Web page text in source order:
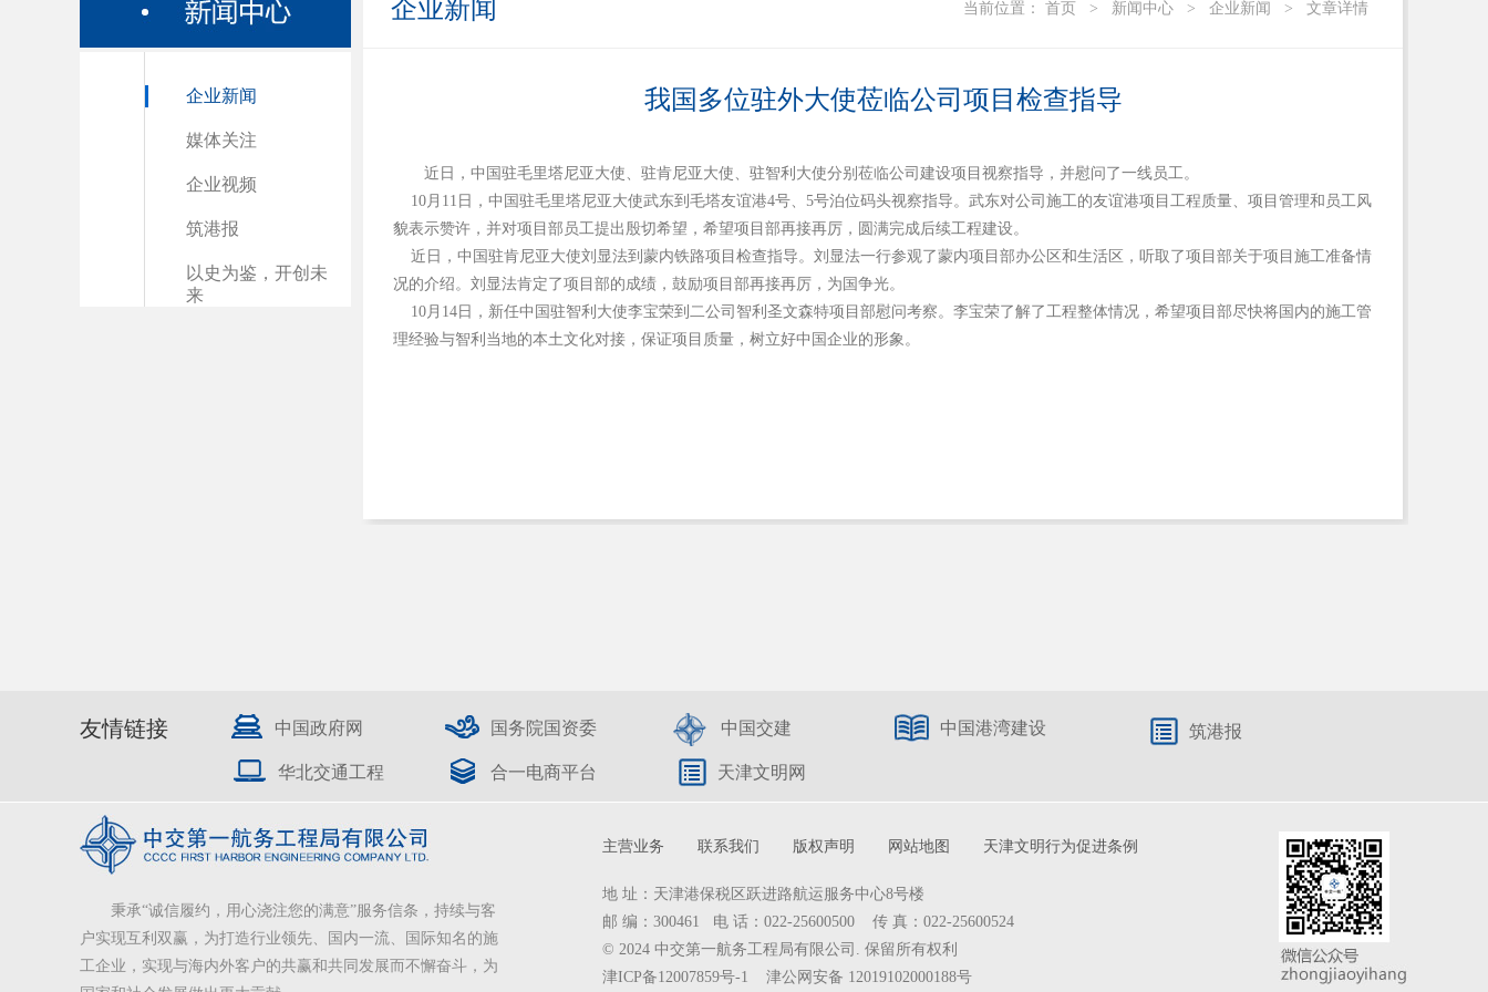
企业新闻
媒体关注
企业视频
筑港报
以史为鉴，开创未
来
企业新闻 当前位置： 首页 > 新闻中心 > 企业新闻 > 文章详情
我国多位驻外大使莅临公司项目检查指导
近日，中国驻毛里塔尼亚大使、驻肯尼亚大使、驻智利大使分别莅临公司建设项目视察指导，并慰问了一线员工。
10月11日，中国驻毛里塔尼亚大使武东到毛塔友谊港4号、5号泊位码头视察指导。武东对公司施工的友谊港项目工程质量、项目管理和员工风
貌表示赞许，并对项目部员工提出殷切希望，希望项目部再接再厉，圆满完成后续工程建设。
近日，中国驻肯尼亚大使刘显法到蒙内铁路项目检查指导。刘显法一行参观了蒙内项目部办公区和生活区，听取了项目部关于项目施工准备情
况的介绍。刘显法肯定了项目部的成绩，鼓励项目部再接再厉，为国争光。
10月14日，新任中国驻智利大使李宝荣到二公司智利圣文森特项目部慰问考察。李宝荣了解了工程整体情况，希望项目部尽快将国内的施工管
理经验与智利当地的本土文化对接，保证项目质量，树立好中国企业的形象。
友情链接 中国政府网 国务院国资委 中国交建 中国港湾建设 筑港报
华北交通工程 合一电商平台 天津文明网
秉承“诚信履约，用心浇注您的满意”服务信条，持续与客
户实现互利双赢，为打造行业领先、国内一流、国际知名的施
工企业，实现与海内外客户的共赢和共同发展而不懈奋斗，为
主营业务 联系我们 版权声明 网站地图 天津文明行为促进条例
地 址：天津港保税区跃进路航运服务中心8号楼
邮 编：300461 电 话：022-25600500 传 真：022-25600524
© 2024 中交第一航务工程局有限公司. 保留所有权利
津ICP备12007859号-1
津公网安备 12019102000188号